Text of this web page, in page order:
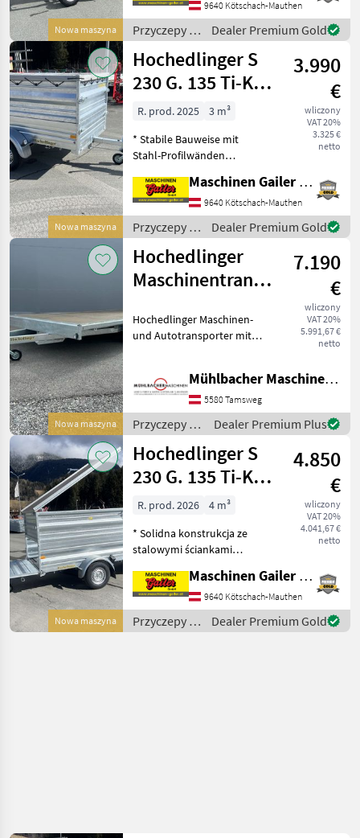
Nowa maszyna
wywrotka samochodowa
marki Hochedlinger z
następującym wyposażen
9640 Kötschach-Mauthen
Przyczepy /
Hochedlinger
Dealer Premium Gold
Nowa maszyna
Hochedlinger S
230 G. 135 Ti-K
Compact 1000
FP,
2230x1300mm
3.990
€
wliczony
VAT 20%
3.325 €
netto
R. prod. 2025
3 m³
* Stabile Bauweise mit
Stahl-Profilwänden
auflaufgebremst mit
Rückfahrautomatik * max.
Gesamtgewicht 1350kg *
Lademaße innen ca.:
2230x1300mm * G
Maschinen Gailer GmbH
9640 Kötschach-Mauthen
Przyczepy /
Hochedlinger
Dealer Premium Gold
Nowa maszyna
Hochedlinger
Maschinentransporter
5,10x2,20m
7.190
€
wliczony
VAT 20%
5.991,67 €
netto
Hochedlinger Maschinen-
und Autotransporter mit
Plattformanhänger mit V
Deichsel - Auflaufgebremst
mit Rückfahrm
Mühlbacher Maschinen GmbH
5580 Tamsweg
Przyczepy /
Hochedlinger
Dealer Premium Plus
Nowa maszyna
Hochedlinger S
230 G. 135 Ti-K
Compact 1200
KD; 2230 x 1300
mm
4.850
€
wliczony
VAT 20%
4.041,67 €
netto
R. prod. 2026
4 m³
* Solidna konstrukcja ze
stalowymi ściankami
ogniowo * Hamulec
zderzeniowy z
automatycznym cofaniem *
Maksymalna masa
Maschinen Gailer GmbH
9640 Kötschach-Mauthen
Przyczepy /
Hochedlinger
Dealer Premium Gold